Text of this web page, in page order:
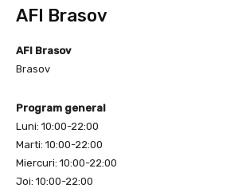
AFI Brasov
AFI Brasov
Brasov
Program general
Luni: 10:00-22:00
Marti: 10:00-22:00
Miercuri: 10:00-22:00
Joi: 10:00-22:00